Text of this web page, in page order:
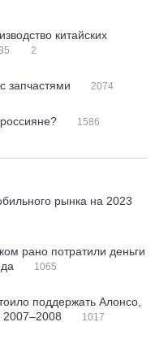
китайских
2
запчастями 2074
1586
рынка на 2023
рано потратили деньги
1065
поддержать Алонсо,
2007–2008
1017